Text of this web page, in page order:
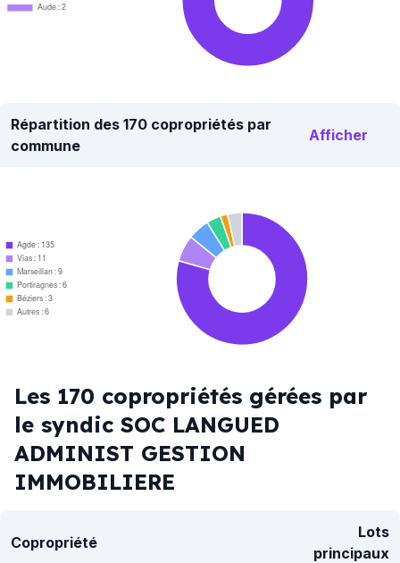
Aude : 2
Répartition des 170 copropriétés par
commune
Afficher
Agde : 135
Vias : 11
Marseillan : 9
Portiragnes : 6
Béziers : 3
Autres : 6
Les 170 copropriétés gérées par
le syndic SOC LANGUED
ADMINIST GESTION
IMMOBILIERE
Copropriété
Lots
principaux